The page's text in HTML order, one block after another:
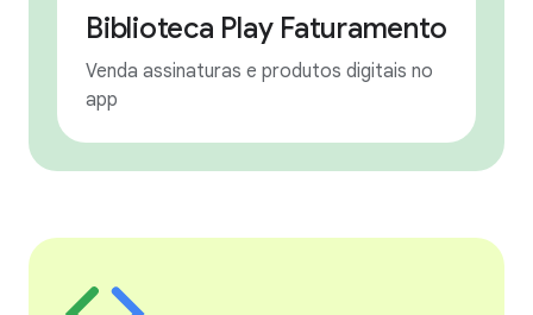
Biblioteca Play Faturamento
Venda assinaturas e produtos digitais no
app